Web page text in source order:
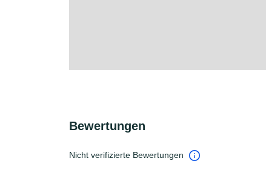
Bewertungen
Nicht verifizierte Bewertungen